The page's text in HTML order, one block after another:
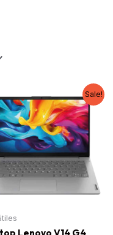
Sale!
Lenovo V14 G4